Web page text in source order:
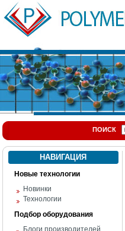
ПОИСК
НАВИГАЦИЯ
Новые технологии
Новинки
Технологии
Подбор оборудования
Блоги производителей